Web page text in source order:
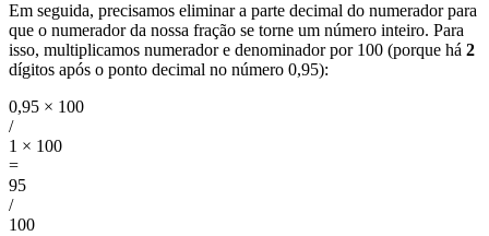
Em seguida, precisamos eliminar a parte decimal do numerador para
que o numerador da nossa fração se torne um número inteiro. Para
isso, multiplicamos numerador e denominador por 100 (porque há 2
dígitos após o ponto decimal no número 0,95):
0,95 × 100
/
1 × 100
=
95
/
100